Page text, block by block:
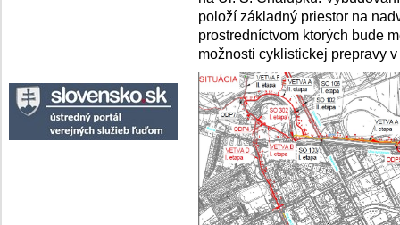
položí základný priestor na
prostredníctvom ktorých bude
možnosti cyklistickej prepravy